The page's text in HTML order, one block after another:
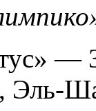
—
Эль-